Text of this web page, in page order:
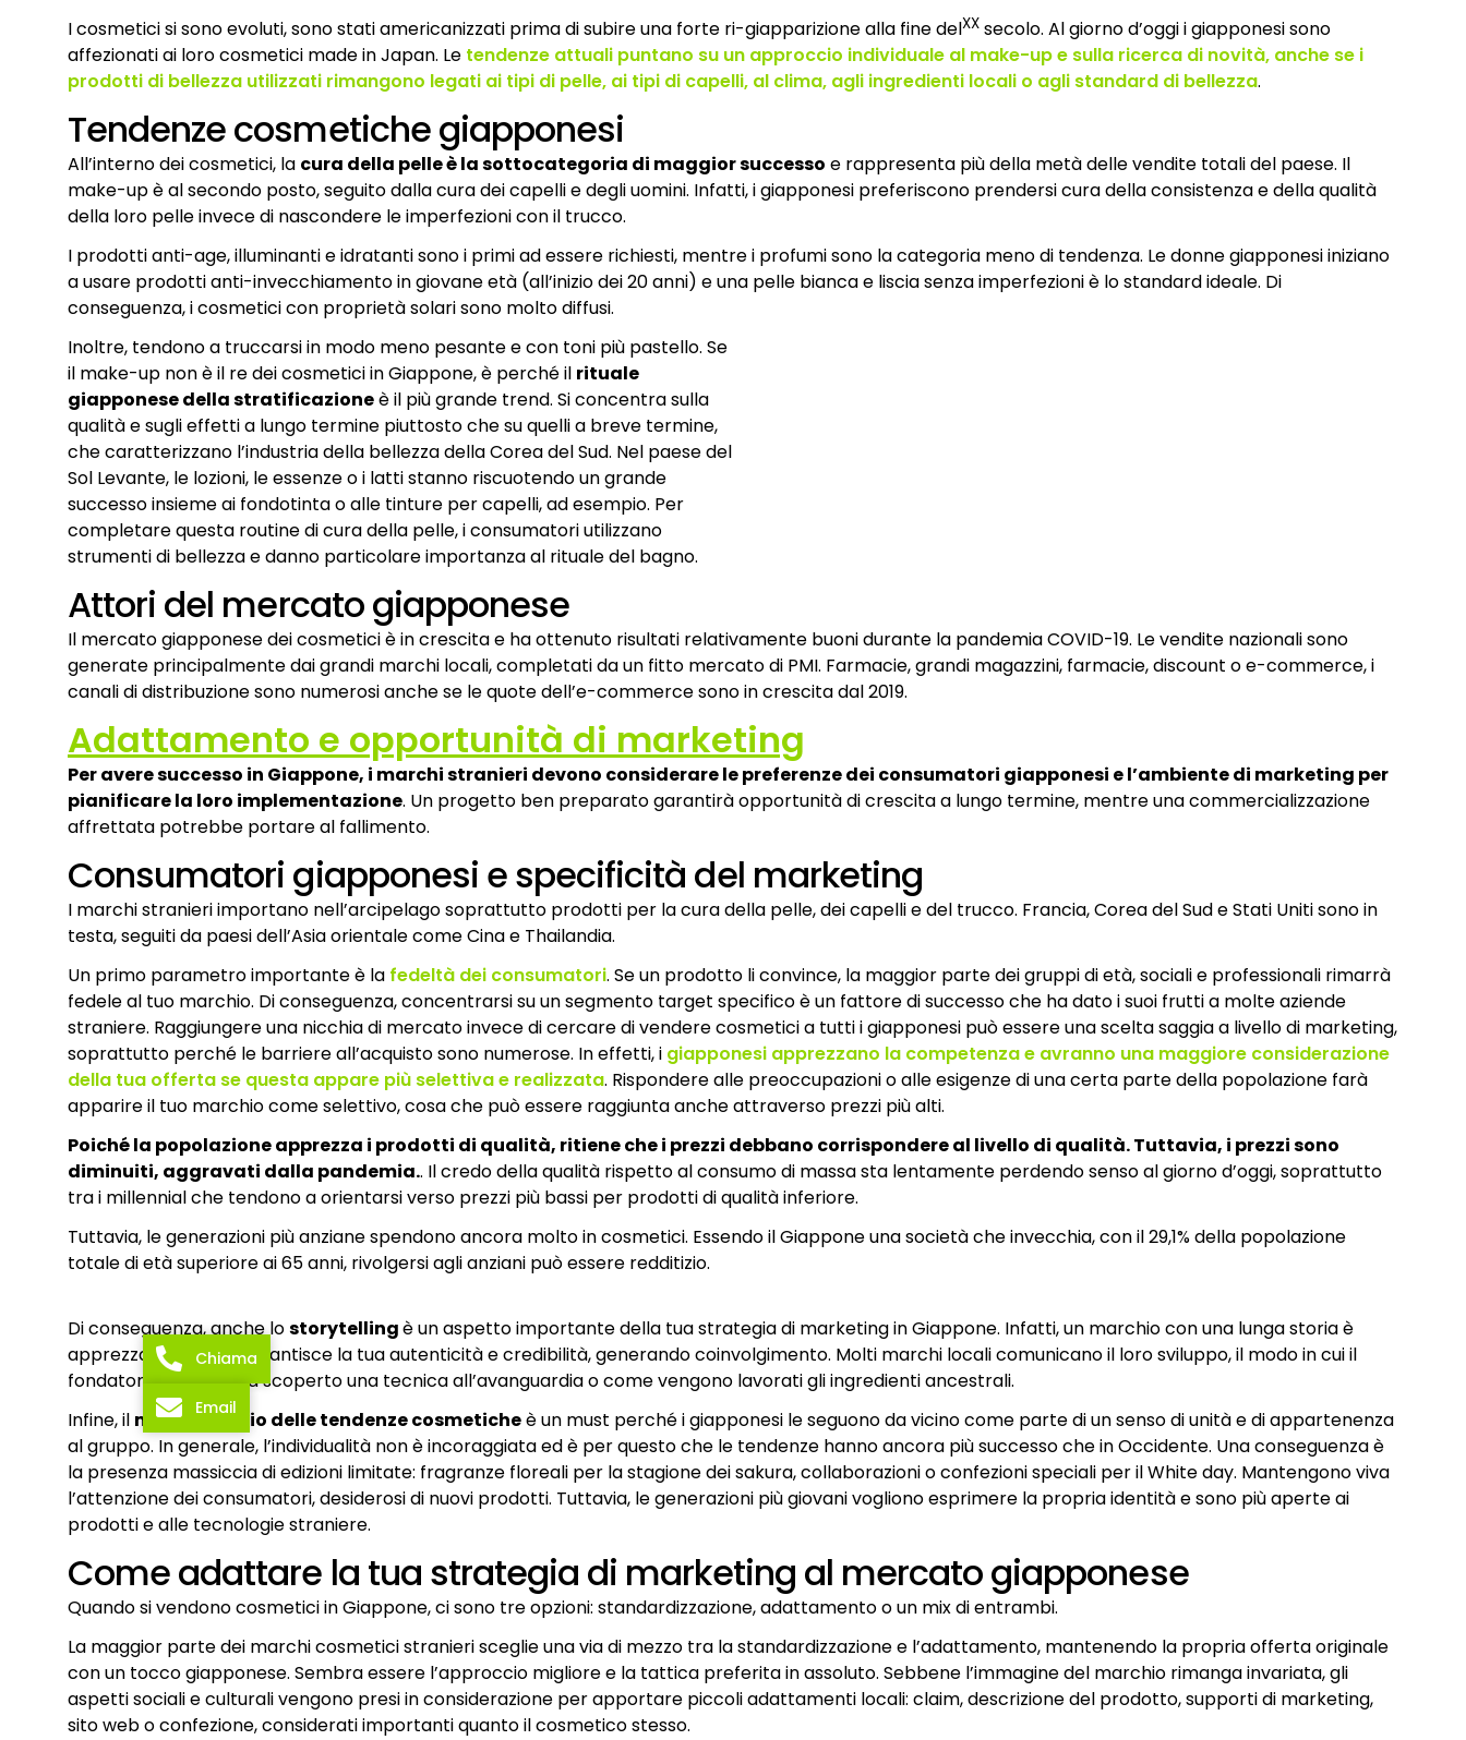
I cosmetici si sono evoluti, sono stati americanizzati prima di subire una forte ri-giapparizione alla fine delXX secolo. Al giorno d’oggi i giapponesi sono
affezionati ai loro cosmetici made in Japan. Le tendenze attuali puntano su un approccio individuale al make-up e sulla ricerca di novità, anche se i
prodotti di bellezza utilizzati rimangono legati ai tipi di pelle, ai tipi di capelli, al clima, agli ingredienti locali o agli standard di bellezza.
Tendenze cosmetiche giapponesi
All’interno dei cosmetici, la cura della pelle è la sottocategoria di maggior successo e rappresenta più della metà delle vendite totali del paese. Il
make-up è al secondo posto, seguito dalla cura dei capelli e degli uomini. Infatti, i giapponesi preferiscono prendersi cura della consistenza e della qualità
della loro pelle invece di nascondere le imperfezioni con il trucco.
I prodotti anti-age, illuminanti e idratanti sono i primi ad essere richiesti, mentre i profumi sono la categoria meno di tendenza. Le donne giapponesi iniziano
a usare prodotti anti-invecchiamento in giovane età (all’inizio dei 20 anni) e una pelle bianca e liscia senza imperfezioni è lo standard ideale. Di
conseguenza, i cosmetici con proprietà solari sono molto diffusi.
Inoltre, tendono a truccarsi in modo meno pesante e con toni più pastello. Se
il make-up non è il re dei cosmetici in Giappone, è perché il rituale
giapponese della stratificazioneè il più grande trend. Si concentra sulla
qualità e sugli effetti a lungo termine piuttosto che su quelli a breve termine,
che caratterizzano l’industria della bellezza della Corea del Sud. Nel paese del
Sol Levante, le lozioni, le essenze o i latti stanno riscuotendo un grande
successo insieme ai fondotinta o alle tinture per capelli, ad esempio. Per
completare questa routine di cura della pelle, i consumatori utilizzano
strumenti di bellezza e danno particolare importanza al rituale del bagno.
Attori del mercato giapponese
Il mercato giapponese dei cosmetici è in crescita e ha ottenuto risultati relativamente buoni durante la pandemia COVID-19. Le vendite nazionali sono
generate principalmente dai grandi marchi locali, completati da un fitto mercato di PMI. Farmacie, grandi magazzini, farmacie, discount o e-commerce, i
canali di distribuzione sono numerosi anche se le quote dell’e-commerce sono in crescita dal 2019.
Adattamento e opportunità di marketing
Per avere successo in Giappone, i marchi stranieri devono considerare le preferenze dei consumatori giapponesi e l’ambiente di marketing per
pianificare la loro implementazione. Un progetto ben preparato garantirà opportunità di crescita a lungo termine, mentre una commercializzazione
affrettata potrebbe portare al fallimento.
Consumatori giapponesi e specificità del marketing
I marchi stranieri importano nell’arcipelago soprattutto prodotti per la cura della pelle, dei capelli e del trucco. Francia, Corea del Sud e Stati Uniti sono in
testa, seguiti da paesi dell’Asia orientale come Cina e Thailandia.
Un primo parametro importante è la fedeltà dei consumatori. Se un prodotto li convince, la maggior parte dei gruppi di età, sociali e professionali rimarrà
fedele al tuo marchio. Di conseguenza, concentrarsi su un segmento target specifico è un fattore di successo che ha dato i suoi frutti a molte aziende
straniere. Raggiungere una nicchia di mercato invece di cercare di vendere cosmetici a tutti i giapponesi può essere una scelta saggia a livello di marketing,
soprattutto perché le barriere all’acquisto sono numerose. In effetti, i giapponesi apprezzano la competenza e avranno una maggiore considerazione
della tua offerta se questa appare più selettiva e realizzata. Rispondere alle preoccupazioni o alle esigenze di una certa parte della popolazione farà
apparire il tuo marchio come selettivo, cosa che può essere raggiunta anche attraverso prezzi più alti.
Poiché la popolazione apprezza i prodotti di qualità, ritiene che i prezzi debbano corrispondere al livello di qualità. Tuttavia, i prezzi sono
diminuiti, aggravati dalla pandemia.. Il credo della qualità rispetto al consumo di massa sta lentamente perdendo senso al giorno d’oggi, soprattutto
tra i millennial che tendono a orientarsi verso prezzi più bassi per prodotti di qualità inferiore.
Tuttavia, le generazioni più anziane spendono ancora molto in cosmetici. Essendo il Giappone una società che invecchia, con il 29,1% della popolazione
totale di età superiore ai 65 anni, rivolgersi agli anziani può essere redditizio.
Di conseguenza, anche lostorytellingè un aspetto importante della tua strategia di marketing in Giappone. Infatti, un marchio con una lunga storia è
apprezzato perché garantisce la tua autenticità e credibilità, generando coinvolgimento. Molti marchi locali comunicano il loro sviluppo, il modo in cui il
fondatore originale ha scoperto una tecnica all’avanguardia o come vengono lavorati gli ingredienti ancestrali.
Infine, il monitoraggio delle tendenze cosmeticheè un must perché i giapponesi le seguono da vicino come parte di un senso di unità e di appartenenza
al gruppo. In generale, l’individualità non è incoraggiata ed è per questo che le tendenze hanno ancora più successo che in Occidente. Una conseguenza è
la presenza massiccia di edizioni limitate: fragranze floreali per la stagione dei sakura, collaborazioni o confezioni speciali per il White day. Mantengono viva
l’attenzione dei consumatori, desiderosi di nuovi prodotti. Tuttavia, le generazioni più giovani vogliono esprimere la propria identità e sono più aperte ai
prodotti e alle tecnologie straniere.
Come adattare la tua strategia di marketing al mercato giapponese
Quando si vendono cosmetici in Giappone, ci sono tre opzioni: standardizzazione, adattamento o un mix di entrambi.
La maggior parte dei marchi cosmetici stranieri sceglie una via di mezzo tra la standardizzazione e l’adattamento, mantenendo la propria offerta originale
con un tocco giapponese. Sembra essere l’approccio migliore e la tattica preferita in assoluto. Sebbene l’immagine del marchio rimanga invariata, gli
aspetti sociali e culturali vengono presi in considerazione per apportare piccoli adattamenti locali: claim, descrizione del prodotto, supporti di marketing,
sito web o confezione, considerati importanti quanto il cosmetico stesso.
Chiama
Email